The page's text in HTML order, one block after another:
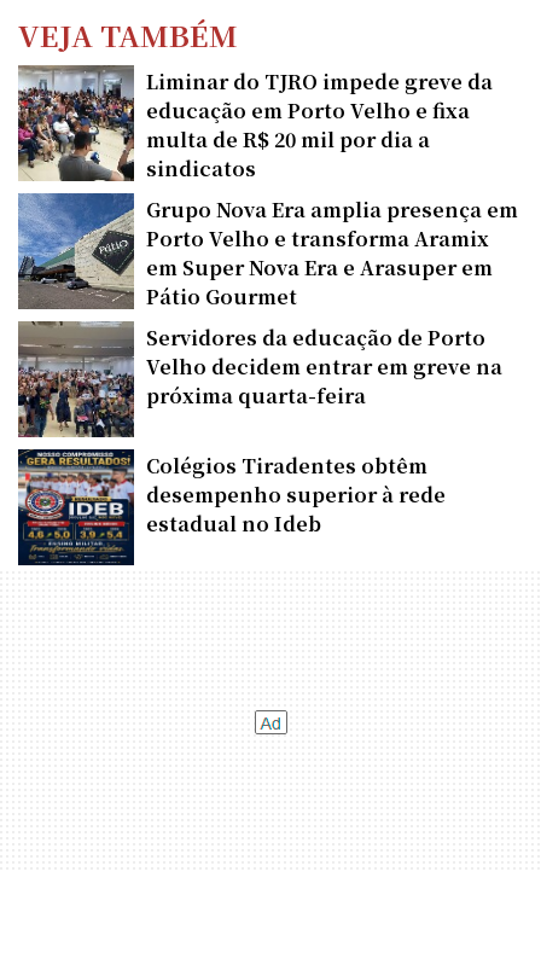
VEJA TAMBÉM
Liminar do TJRO impede greve da
educação em Porto Velho e fixa
multa de R$ 20 mil por dia a
sindicatos
Grupo Nova Era amplia presença em
Porto Velho e transforma Aramix
em Super Nova Era e Arasuper em
Pátio Gourmet
Servidores da educação de Porto
Velho decidem entrar em greve na
próxima quarta-feira
Colégios Tiradentes obtêm
desempenho superior à rede
estadual no Ideb